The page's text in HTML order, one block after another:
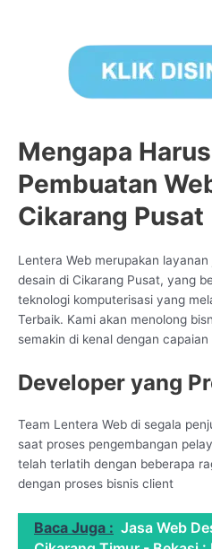
Mengapa
Pembuatan
Cikarang Pusat
Lentera Web merupakan
desain di Cikarang Pusat, yang
teknologi komputerisasi yang
Terbaik. Kami akan menolong
semakin di kenal dengan capaian
Developer yang
Team Lentera Web di segala
saat proses pengembangan
telah terlatih dengan beberapa
dengan proses bisnis client
Baca Juga : Jasa Web